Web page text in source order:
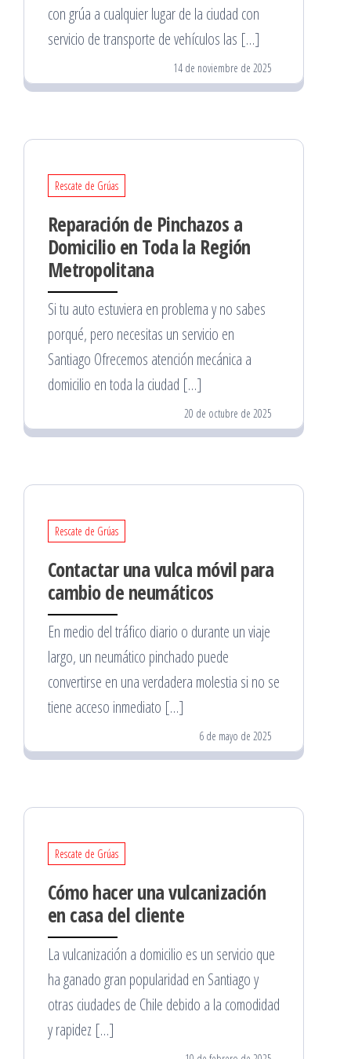
con grúa a cualquier lugar de la ciudad con
servicio de transporte de vehículos las […]
14 de noviembre de 2025
Rescate de Grúas
Reparación de Pinchazos a
Domicilio en Toda la Región
Metropolitana
Si tu auto estuviera en problema y no sabes
porqué, pero necesitas un servicio en
Santiago Ofrecemos atención mecánica a
domicilio en toda la ciudad […]
20 de octubre de 2025
Rescate de Grúas
Contactar una vulca móvil para
cambio de neumáticos
En medio del tráfico diario o durante un viaje
largo, un neumático pinchado puede
convertirse en una verdadera molestia si no se
tiene acceso inmediato […]
6 de mayo de 2025
Rescate de Grúas
Cómo hacer una vulcanización
en casa del cliente
La vulcanización a domicilio es un servicio que
ha ganado gran popularidad en Santiago y
otras ciudades de Chile debido a la comodidad
y rapidez […]